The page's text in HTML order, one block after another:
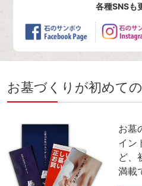
各種SNSも
お墓づくりが初めて
お墓
イン
ど、
満載